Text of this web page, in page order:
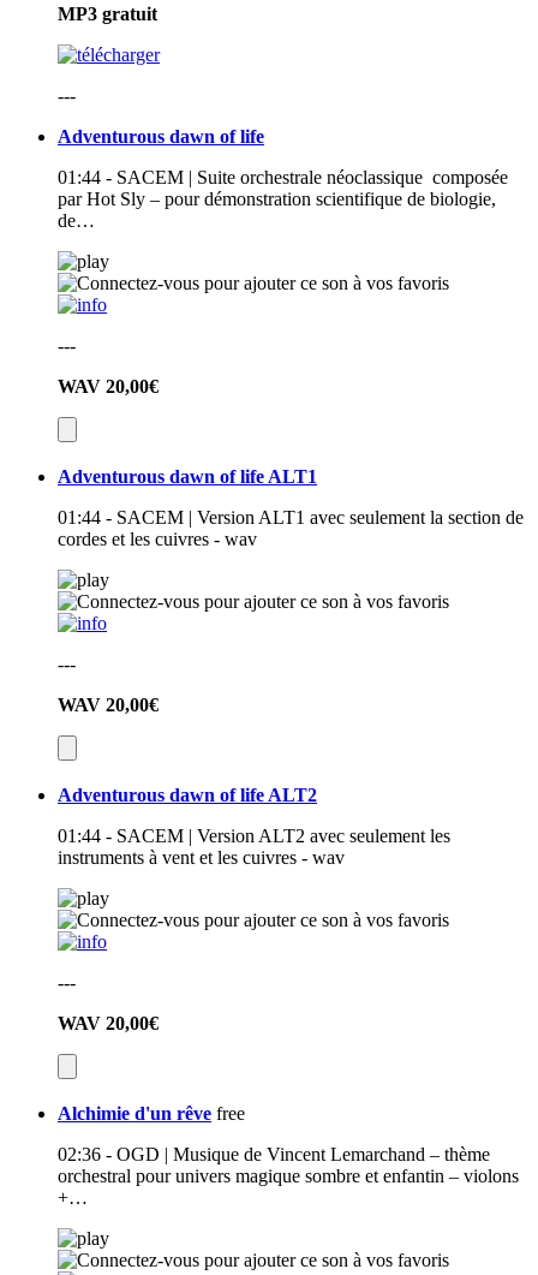
MP3 gratuit
---
Adventurous dawn of life
01:44 - SACEM | Suite orchestrale néoclassique composée
par Hot Sly – pour démonstration scientifique de biologie,
de…
---
WAV 20,00€
Adventurous dawn of life ALT1
01:44 - SACEM | Version ALT1 avec seulement la section de
cordes et les cuivres - wav
---
WAV 20,00€
Adventurous dawn of life ALT2
01:44 - SACEM | Version ALT2 avec seulement les
instruments à vent et les cuivres - wav
---
WAV 20,00€
Alchimie d'un rêve free
02:36 - OGD | Musique de Vincent Lemarchand – thème
orchestral pour univers magique sombre et enfantin – violons
+…